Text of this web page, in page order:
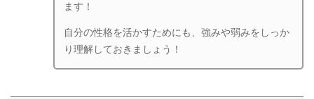
ます！
自分の性格を活かすためにも、強みや弱みをしっか
り理解しておきましょう！